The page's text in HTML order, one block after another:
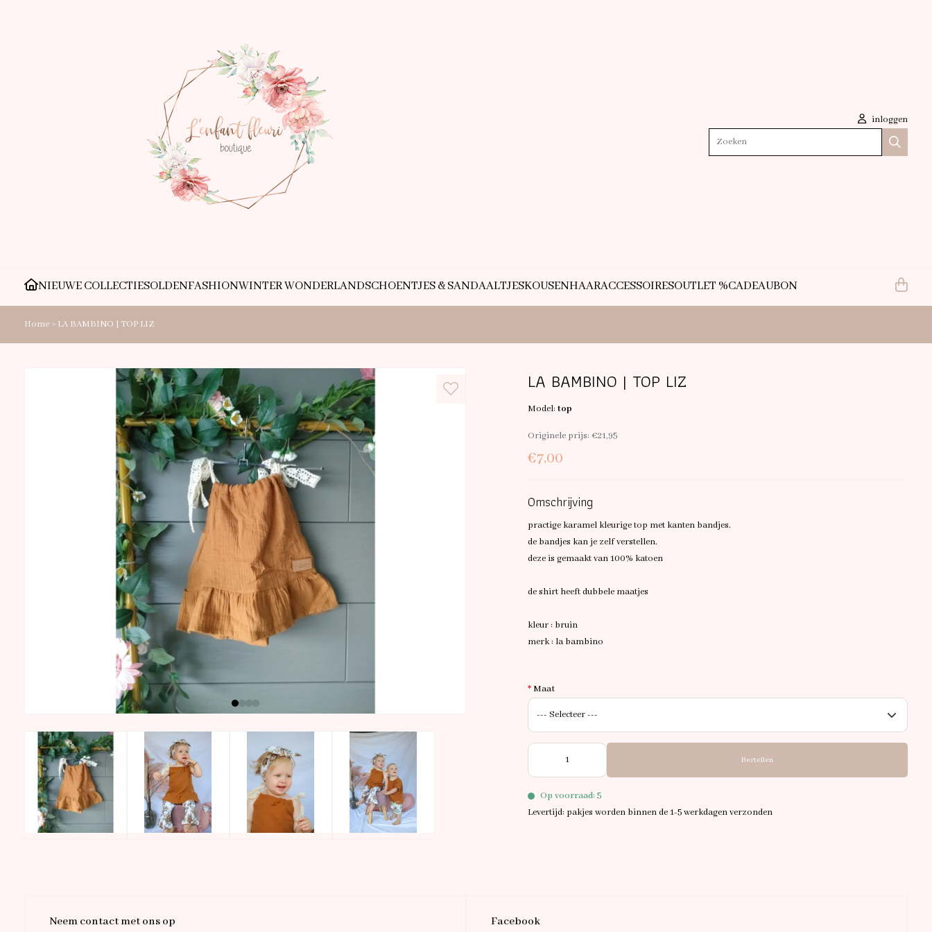
inloggen
Zoeken
NIEUWE COLLECTIESOLDENFASHIONWINTER WONDERLANDSCHOENTJES & SANDAALTJESKOUSENHAARACCESSOIRESOUTLET %CADEAUBON
Home > LA BAMBINO | TOP LIZ
LA BAMBINO | TOP LIZ
Model:top
Originele prijs:€21,95
€7,00
Omschrijving
practige karamel kleurige top met kanten bandjes.
de bandjes kan je zelf verstellen.
deze is gemaakt van 100% katoen
de shirt heeft dubbele maatjes
kleur : bruin
merk : la bambino
*Maat
Bestellen
Op voorraad: 5
Levertijd: pakjes worden binnen de 1-5 werkdagen verzonden
Neem contact met ons op Facebook